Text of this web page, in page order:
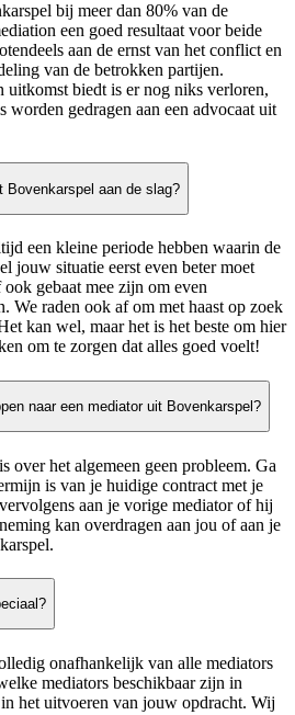
bij meer dan 80% van de
een goed resultaat voor beide
aan de ernst van het conflict en
van de betrokken partijen.
uitkomst biedt is er nog niks verloren,
worden gedragen aan een advocaat uit
Bovenkarspel aan de slag?
een kleine periode hebben waarin de
jouw situatie eerst even beter moet
gebaat mee zijn om even
We raden ook af om met haast op zoek
kan wel, maar het is het beste om hier
om te zorgen dat alles goed voelt!
naar een mediator uit Bovenkarspel?
over het algemeen geen probleem. Ga
is van je huidige contract met je
aan je vorige mediator of hij
kan overdragen aan jou of aan je
onafhankelijk van alle mediators
mediators beschikbaar zijn in
het uitvoeren van jouw opdracht. Wij